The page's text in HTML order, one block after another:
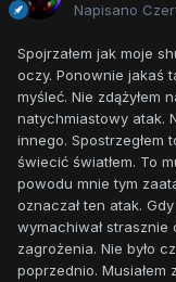
Napisano
Spojrzałem jak moje
oczy. Ponownie jakaś
myśleć. Nie zdążyłem
natychmiastowy atak.
innego. Spostrzegłem
świecić światłem. To
powodu mnie tym
oznaczał ten atak.
wymachiwał strasznie
zagrożenia. Nie było
poprzednio. Musiałem